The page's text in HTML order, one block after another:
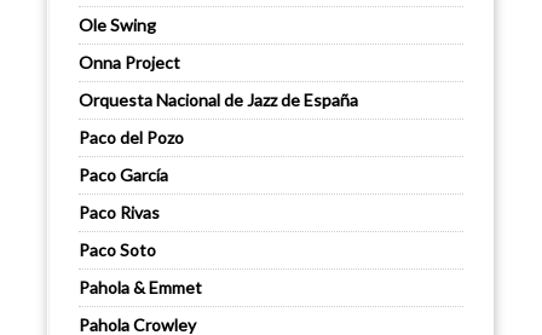
Ole Swing
Onna Project
Orquesta Nacional de Jazz de España
Paco del Pozo
Paco García
Paco Rivas
Paco Soto
Pahola & Emmet
Pahola Crowley